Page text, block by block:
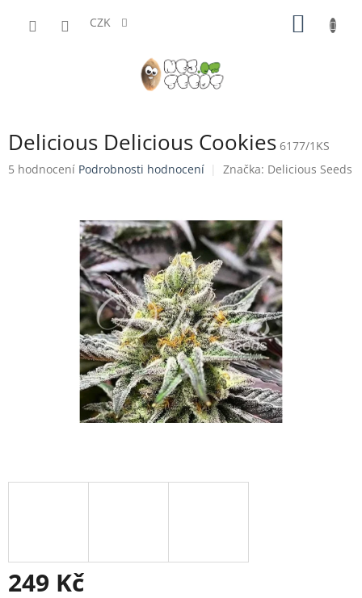
CZK
Delicious Delicious Cookies 6177/1KS
Průměrné
5 hodnocení Podrobnosti hodnocení Značka: Delicious Seeds
249 Kč